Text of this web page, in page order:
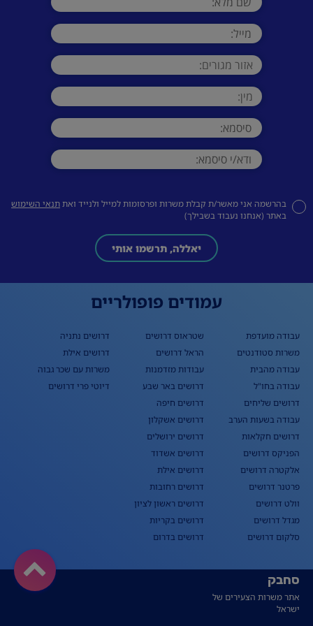
בהרשמה אני מאשר/ת קבלת משרות ופרסומות למייל ולנייד ואתתנאי השימוש
באתר (אנחנו נעבוד בשבילך)
יאללה, תרשמו אותי
עמודים פופולריים
עבודה מועדפת
משרות סטודנטים
עבודה מהבית
עבודה בחו"ל
דרושים שליחים
עבודה בשעות הערב
דרושים חקלאות
הפניקס דרושים
אלקטרה דרושים
פרטנר דרושים
וולט דרושים
מגדל דרושים
סלקום דרושים
שטראוס דרושים
הראל דרושים
עבודות מזדמנות
דרושים באר שבע
דרושים חיפה
דרושים אשקלון
דרושים ירושלים
דרושים אשדוד
דרושים אילת
דרושים רחובות
דרושים ראשון לציון
דרושים בקריות
דרושים בדרום
דרושים נתניה
דרושים אילת
משרות עם שכר גבוה
דיוטי פרי דרושים
סחבק
אתר משרות הצעירים של
ישראל